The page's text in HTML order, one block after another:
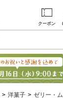
クーポン
洋菓子
ゼリー・